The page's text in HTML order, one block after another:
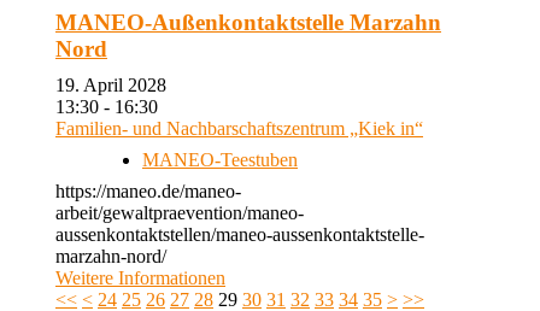
MANEO-Außenkontaktstelle Marzahn
Nord
19. April 2028
13:30 - 16:30
Familien- und Nachbarschaftszentrum „Kiek in“
MANEO-Teestuben
https://maneo.de/maneo-
arbeit/gewaltpraevention/maneo-
aussenkontaktstellen/maneo-aussenkontaktstelle-
marzahn-nord/
Weitere Informationen
<< < 24 25 26 27 28 29 30 31 32 33 34 35 > >>